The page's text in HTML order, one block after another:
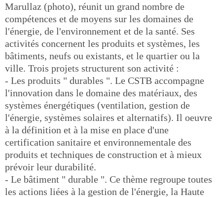
Marullaz (photo), réunit un grand nombre de
compétences et de moyens sur les domaines de
l'énergie, de l'environnement et de la santé. Ses
activités concernent les produits et systèmes, les
bâtiments, neufs ou existants, et le quartier ou la
ville. Trois projets structurent son activité :
- Les produits " durables ". Le CSTB accompagne
l'innovation dans le domaine des matériaux, des
systèmes énergétiques (ventilation, gestion de
l'énergie, systèmes solaires et alternatifs). Il oeuvre
à la définition et à la mise en place d'une
certification sanitaire et environnementale des
produits et techniques de construction et à mieux
prévoir leur durabilité.
- Le bâtiment " durable ". Ce thème regroupe toutes
les actions liées à la gestion de l'énergie, la Haute